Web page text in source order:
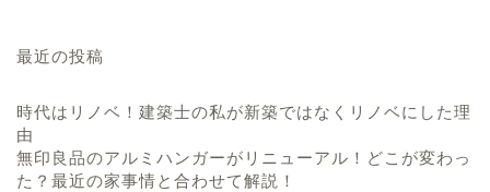
最近の投稿
時代はリノベ！建築士の私が新築ではなくリノベにした理
由
無印良品のアルミハンガーがリニューアル！どこが変わっ
た？最近の家事情と合わせて解説！